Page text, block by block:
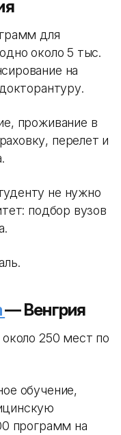
для
около 5 тыс.
на
проживание в
перелет и
не нужно
подбор вузов
— Венгрия
250 мест по
обучение,
программ на